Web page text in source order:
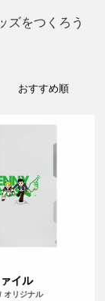
ズをつくろう
イル
オリジナル